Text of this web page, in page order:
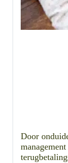
Door